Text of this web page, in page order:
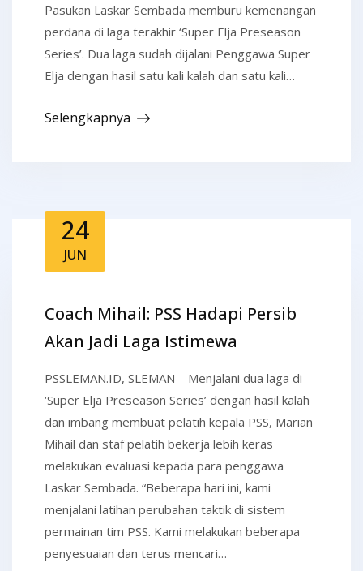
Pasukan Laskar Sembada memburu kemenangan
perdana di laga terakhir ‘Super Elja Preseason
Series’. Dua laga sudah dijalani Penggawa Super
Elja dengan hasil satu kali kalah dan satu kali…
Selengkapnya
24
JUN
Coach Mihail: PSS Hadapi Persib
Akan Jadi Laga Istimewa
PSSLEMAN.ID, SLEMAN – Menjalani dua laga di
‘Super Elja Preseason Series’ dengan hasil kalah
dan imbang membuat pelatih kepala PSS, Marian
Mihail dan staf pelatih bekerja lebih keras
melakukan evaluasi kepada para penggawa
Laskar Sembada. “Beberapa hari ini, kami
menjalani latihan perubahan taktik di sistem
permainan tim PSS. Kami melakukan beberapa
penyesuaian dan terus mencari…